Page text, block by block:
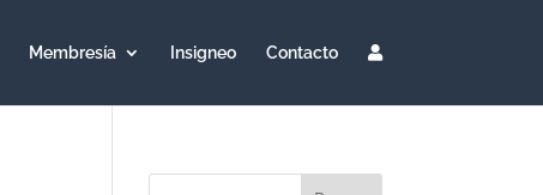
Membresía Insigneo Contacto